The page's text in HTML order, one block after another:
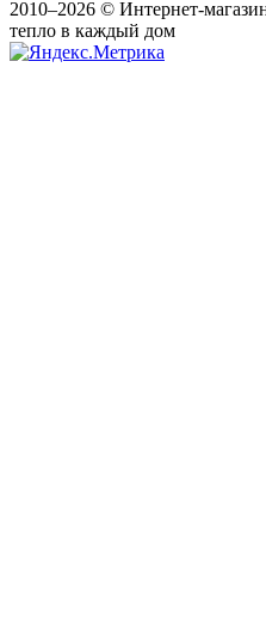
2010–2026 © Интернет-
тепло в каждый дом